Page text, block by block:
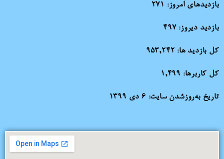
بازدیدهای امروز: 271
بازدید دیروز:497
کل بازدید ها: 953,242
کل کاربرها: 1,499
تاریخ به‌روزشدن سایت: ۶ دی ۱۳۹۹